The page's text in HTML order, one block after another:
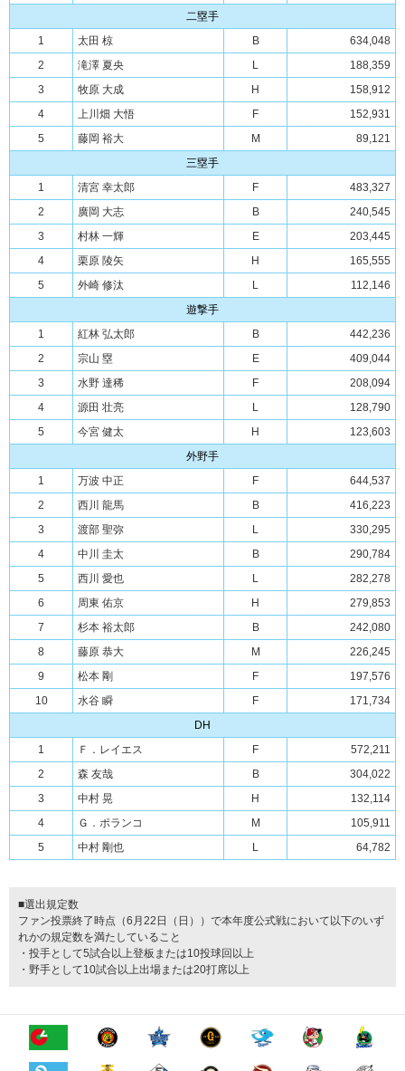
二塁手
1
太田 椋 B
634,048
2
滝澤 夏央 L
188,359
3
牧原 大成 H
158,912
4
上川畑 大悟 F
152,931
5
藤岡 裕大 M
89,121
三塁手
1
清宮 幸太郎 F
483,327
2
廣岡 大志 B
240,545
3
村林 一輝 E
203,445
4
栗原 陵矢 H
165,555
5
外崎 修汰 L
112,146
遊撃手
1
紅林 弘太郎 B
442,236
2
宗山 塁 E
409,044
3
水野 達稀 F
208,094
4
源田 壮亮 L
128,790
5
今宮 健太 H
123,603
外野手
1
万波 中正 F
644,537
2
西川 龍馬 B
416,223
3
渡部 聖弥 L
330,295
4
中川 圭太 B
290,784
5
西川 愛也 L
282,278
6
周東 佑京 H
279,853
7
杉本 裕太郎 B
242,080
8
藤原 恭大 M
226,245
9
松本 剛 F
197,576
10
水谷 瞬 F
171,734
DH
1
Ｆ．レイエス F
572,211
2
森 友哉 B
304,022
3
中村 晃 H
132,114
4
Ｇ．ポランコ M
105,911
5
中村 剛也 L 64,782
■選出規定数
ファン投票終了時点（6月22日（日））で本年度公式戦において以下のいず
れかの規定数を満たしていること
・投手として5試合以上登板または10投球回以上
・野手として10試合以上出場または20打席以上